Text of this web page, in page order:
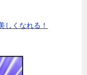
しくなれる！